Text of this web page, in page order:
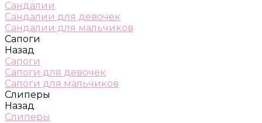
Сандалии
Сандалии для девочек
Сандалии для мальчиков
Сапоги
Назад
Сапоги
Сапоги для девочек
Сапоги для мальчиков
Слиперы
Назад
Слиперы